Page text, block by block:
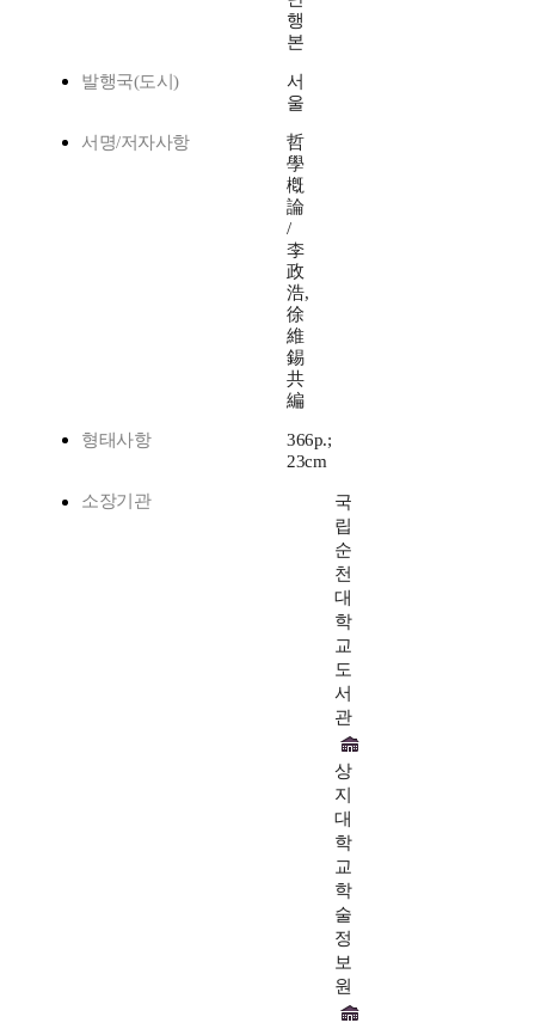
행
본
발행국(도시)
서
울
서명/저자사항
哲
學
槪
論
/
李
政
浩,
徐
維
錫
共
編
형태사항
366p.;
23cm
소장기관
국
립
순
천
대
학
교
도
서
관
상
지
대
학
교
학
술
정
보
원